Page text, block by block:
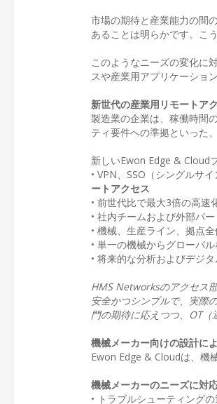
市場の期待と産業能力の間
あることは明らかです。こ
このようなニーズの変化に
スや産業用アプリケーショ
新世代の産業用リモートア
製造業の企業は、稼働時間
ティ要件への準拠といった
新しいEwon Edge & Cloud
• VPN、SSO（シングルサ
ートアクセス
• 前世代比で最大3倍の高速
• 社内チームおよび外部パ
• 機械、生産ライン、拠点
• 単一の機械からグローバ
• 将来的な分析およびデジ
HMS Networksのアクセス
安全かつシンプルで、実際
門の期待に応えつつ、OT（
機械メーカー向けの設計に
Ewon Edge & Cloudは、機
機械メーカーのニーズに対
• トラブルシューティング